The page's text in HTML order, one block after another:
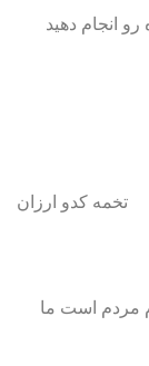
انجام دهید
مردم است ما